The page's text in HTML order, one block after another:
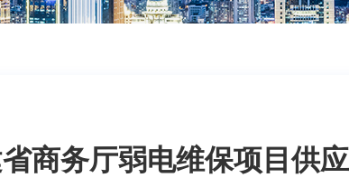
商务厅弱电维保项目供